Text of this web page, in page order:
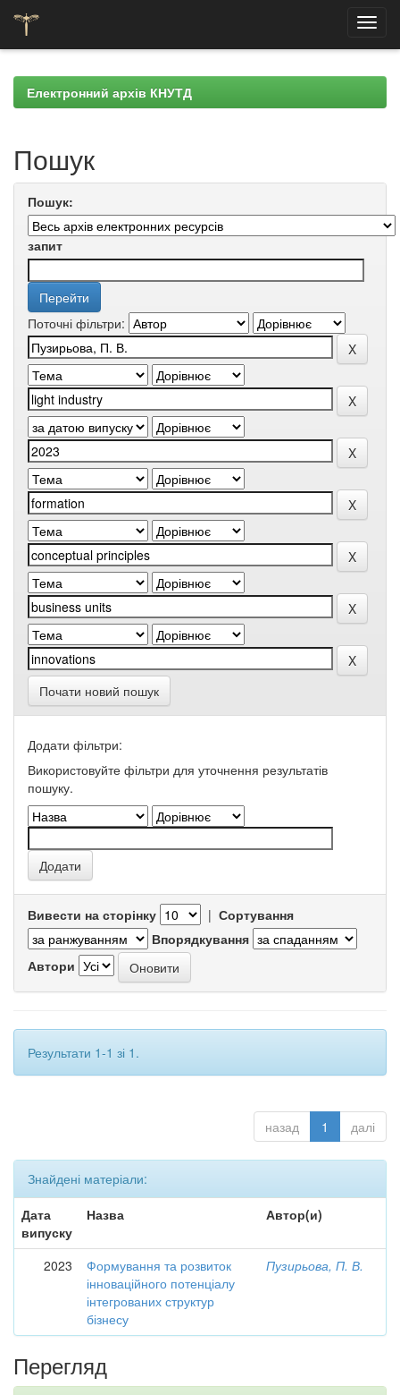
navigationЕлектронний архів КНУТД
Пошук
Пошук:
запит
Поточні фільтри:
Почати новий пошук
Додати фільтри:
Використовуйте фільтри для уточнення результатів
пошуку.
Вивести на сторінку | Сортування
Впорядкування
Автори
Результати 1-1 зі 1.
назад 1 далі
Знайдені матеріали:
Дата
випуску
Назва Автор(и)
2023
Формування та розвиток
інноваційного потенціалу
інтегрованих структур
бізнесу
Пузирьова, П. В.
Перегляд